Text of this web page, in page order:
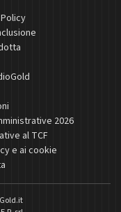
2026
al TCF
e ai cookie